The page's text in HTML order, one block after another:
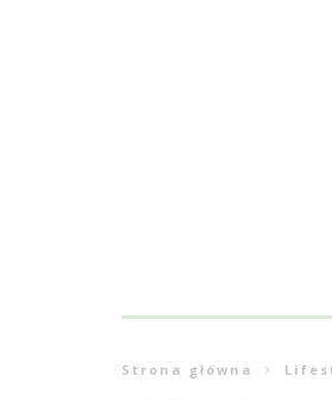
Strona główna